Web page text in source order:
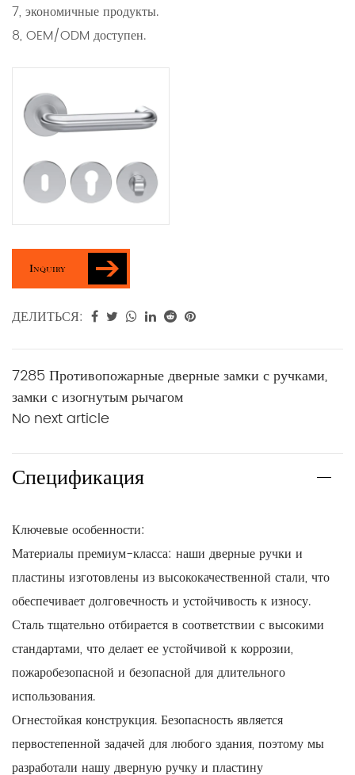
7, экономичные продукты.
8, OEM/ODM доступен.
Inquiry
ДЕЛИТЬСЯ:
7285 Противопожарные дверные замки с ручками,
замки с изогнутым рычагом
No next article
Спецификация
Ключевые особенности:
Материалы премиум-класса: наши дверные ручки и
пластины изготовлены из высококачественной стали, что
обеспечивает долговечность и устойчивость к износу.
Сталь тщательно отбирается в соответствии с высокими
стандартами, что делает ее устойчивой к коррозии,
пожаробезопасной и безопасной для длительного
использования.
Огнестойкая конструкция. Безопасность является
первостепенной задачей для любого здания, поэтому мы
разработали нашу дверную ручку и пластину